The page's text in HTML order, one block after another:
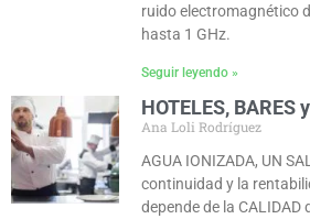
ruido electromagnético
hasta 1 GHz.
Seguir leyendo »
HOTELES, BARES
Ana Loli Rodríguez
AGUA IONIZADA, UN
continuidad y la
depende de la